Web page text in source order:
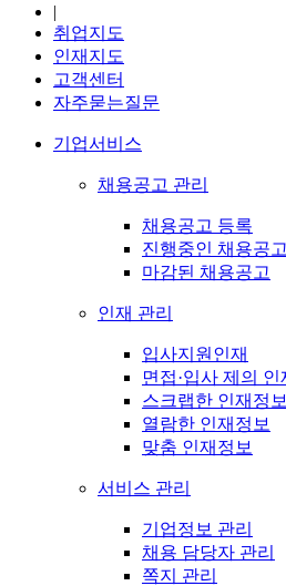
|
취업지도
인재지도
고객센터
자주묻는질문
기업서비스
채용공고 관리
채용공고 등록
진행중인 채용공고
마감된 채용공고
인재 관리
입사지원인재
면접·입사 제의 인
스크랩한 인재정보
열람한 인재정보
맞춤 인재정보
서비스 관리
기업정보 관리
채용 담당자 관리
쪽지 관리